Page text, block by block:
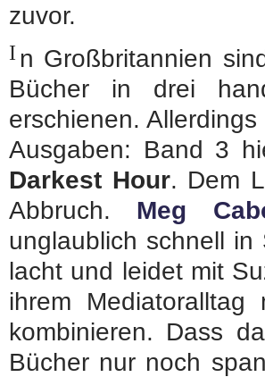
zuvor.
I n Großbritannien
Bücher in drei
erschienen.
Ausgaben: Band 3
Darkest Hour. Dem
Abbruch. Meg
unglaublich schnell
lacht und leidet mit
ihrem
kombinieren. Dass
Bücher nur noch